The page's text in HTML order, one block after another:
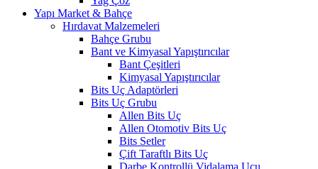
Yapı Market & Bahçe
Hırdavat Malzemeleri
Bahçe Grubu
Bant ve Kimyasal Yapıştırıcılar
Bant Çeşitleri
Kimyasal Yapıştırıcılar
Bits Uç Adaptörleri
Bits Uç Grubu
Allen Bits Uç
Allen Otomotiv Bits Uç
Bits Setler
Çift Taraftlı Bits Uç